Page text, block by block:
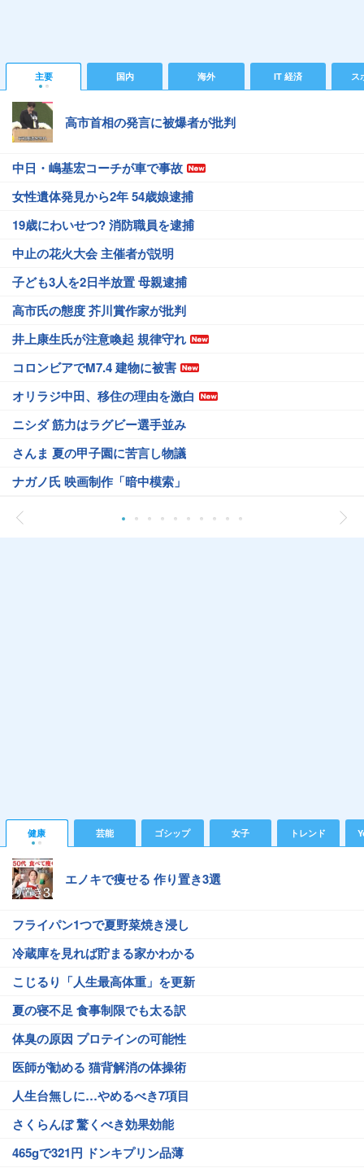
主要 国内 海外 IT 経済 ス
高市首相の発言に被爆者が批判
中日・嶋基宏コーチが車で事故
女性遺体発見から2年 54歳娘逮捕
19歳にわいせつ? 消防職員を逮捕
中止の花火大会 主催者が説明
子ども3人を2日半放置 母親逮捕
高市氏の態度 芥川賞作家が批判
井上康生氏が注意喚起 規律守れ
コロンビアでM7.4 建物に被害
オリラジ中田、移住の理由を激白
ニシダ 筋力はラグビー選手並み
さんま 夏の甲子園に苦言し物議
ナガノ氏 映画制作「暗中模索」
健康 芸能 ゴシップ 女子 トレンド
エノキで痩せる 作り置き3選
フライパン1つで夏野菜焼き浸し
冷蔵庫を見れば貯まる家かわかる
こじるり「人生最高体重」を更新
夏の寝不足 食事制限でも太る訳
体臭の原因 プロテインの可能性
医師が勧める 猫背解消の体操術
人生台無しに…やめるべき7項目
さくらんぼ 驚くべき効果効能
465gで321円 ドンキプリン品薄